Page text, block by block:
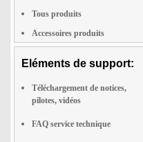
Tous produits
Accessoires produits
Eléments de support:
Téléchargement de notices,
pilotes, vidéos
FAQ service technique